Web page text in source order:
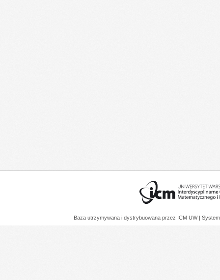
Baza utrzymywana i dystrybuowana przez ICM UW |